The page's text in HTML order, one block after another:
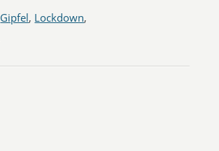
Gipfel, Lockdown,